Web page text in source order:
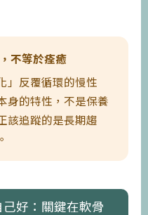
不等於痊癒
」反覆循環的慢性
身的特性，不是保養
該追蹤的是長期趨
好：關鍵在軟骨